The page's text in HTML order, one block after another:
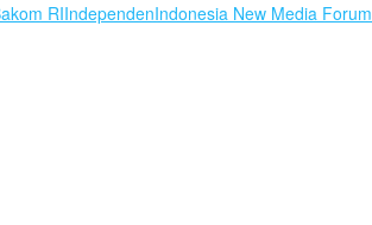
RIIndependenIndonesia New Media Forum